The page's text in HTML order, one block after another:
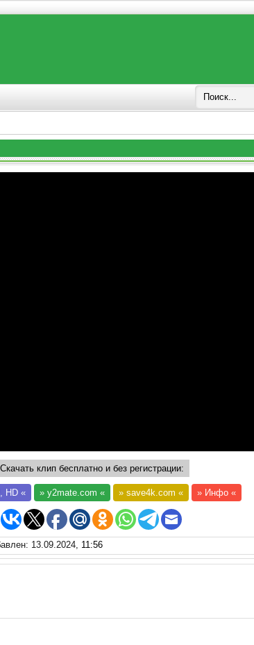
Скачать клип бесплатно и без регистрации:
HD « »y2mate.com « »save4k.com « »Инфо «
: 13.09.2024, 11:56